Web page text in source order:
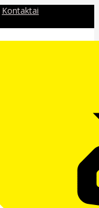
Kontaktai